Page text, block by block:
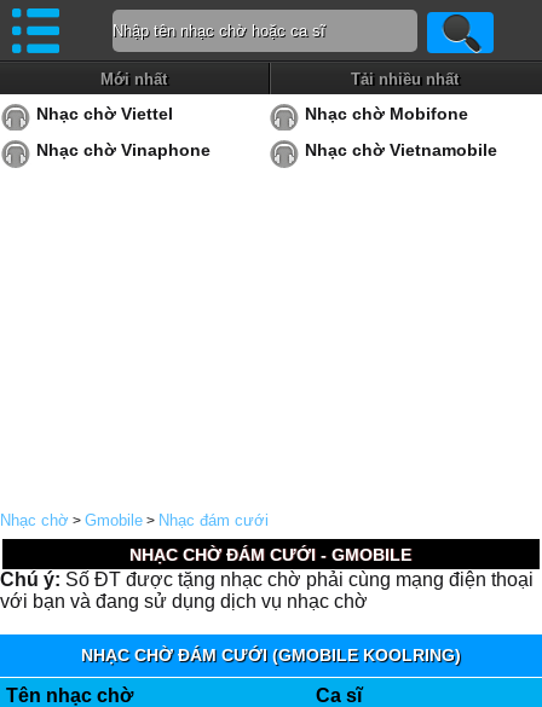
Mới nhất Tải nhiều nhất
Nhạc chờ Viettel
Nhạc chờ Mobifone
Nhạc chờ Vinaphone
Nhạc chờ Vietnamobile
Nhạc chờ > Gmobile > Nhạc đám cưới
NHẠC CHỜ ĐÁM CƯỚI - GMOBILE
Chú ý: Số ĐT được tặng nhạc chờ phải cùng mạng điện thoại
với bạn và đang sử dụng dịch vụ nhạc chờ
NHẠC CHỜ ĐÁM CƯỚI (GMOBILE KOOLRING)
Tên nhạc chờ
Ca sĩ